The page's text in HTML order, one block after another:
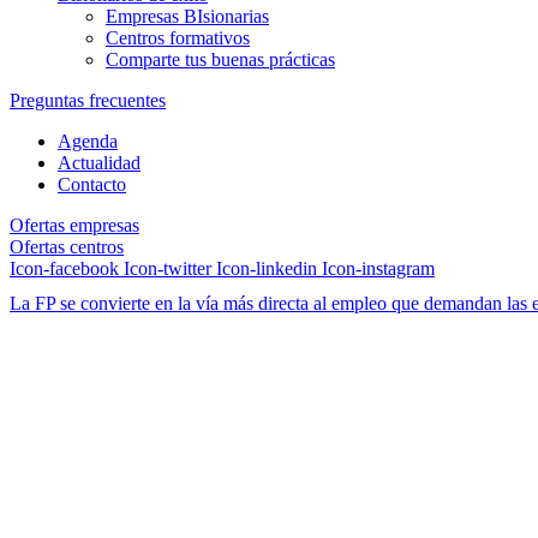
Empresas BIsionarias
Centros formativos
Comparte tus buenas prácticas
Preguntas frecuentes
Agenda
Actualidad
Contacto
Ofertas empresas
Ofertas centros
Icon-facebook Icon-twitter Icon-linkedin Icon-instagram
La FP se convierte en la vía más directa al empleo que demandan las